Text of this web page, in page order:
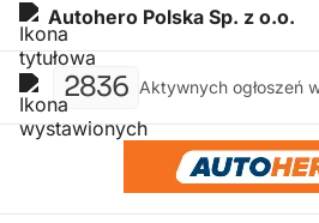
Autohero Polska Sp. z o.o.
2836 Aktywnych ogłoszeń